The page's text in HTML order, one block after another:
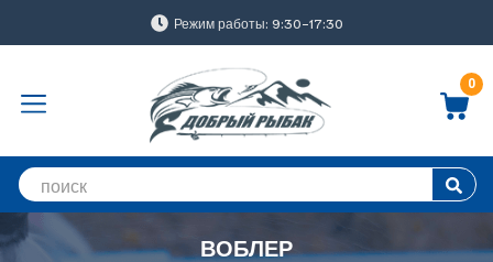
Режим работы: 9:30-17:30
0
ВОБЛЕР